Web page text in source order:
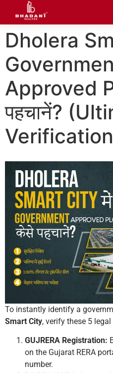
Dholera
Approved
पहचानें?
To instantly identify a
Smart City, verify these 5 legal
GUJRERA Registration:
on the Gujarat RERA
number.